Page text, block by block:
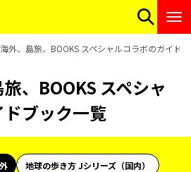
外、島旅、BOOKS スペシャルコラボのガイド
、BOOKS スペシャ
ブック一覧
地球の歩き方 Jシリーズ（国内）